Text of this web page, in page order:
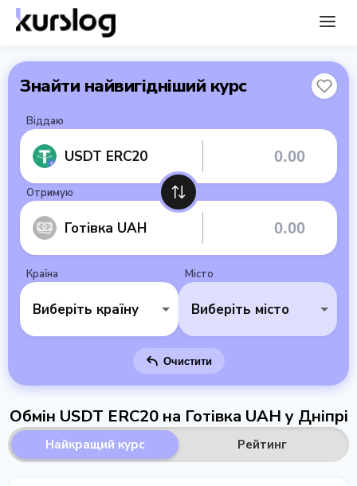
Знайти найвигідніший курс
Віддаю
USDT ERC20
Отримую
Готівка UAH
Країна
Виберіть країну
Місто
Виберіть місто
Очистити
Обмін USDT ERC20 на Готівка UAH у Дніпрі
Найкращий курс Рейтинг